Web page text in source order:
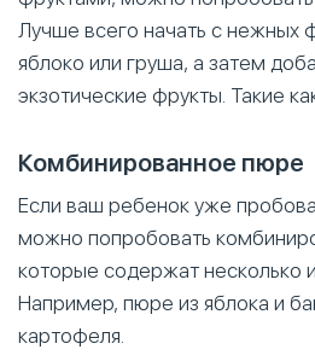
Лучше всего начать с нежных
яблоко или груша, а затем
экзотические фрукты. Такие
Комбинированное пюре
Если ваш ребенок уже
можно попробовать
которые содержат несколько
Например, пюре из яблока и
картофеля.